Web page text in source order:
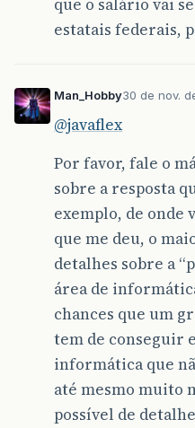
que o salário vai
estatais federais,
Man_Hobby30 de nov.
@javaflex
Por favor, fale o
sobre a resposta
exemplo, de onde
que me deu, o
detalhes sobre a
área de
chances que um
tem de conseguir
informática que
até mesmo muito
possível de